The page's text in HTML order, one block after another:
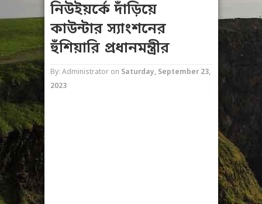
নিউইয়র্কে দাঁড়িয়ে
কাউন্টার স্যাংশনের
হুঁশিয়ারি প্রধানমন্ত্রীর
By: Administrator on Saturday, September 23,
2023